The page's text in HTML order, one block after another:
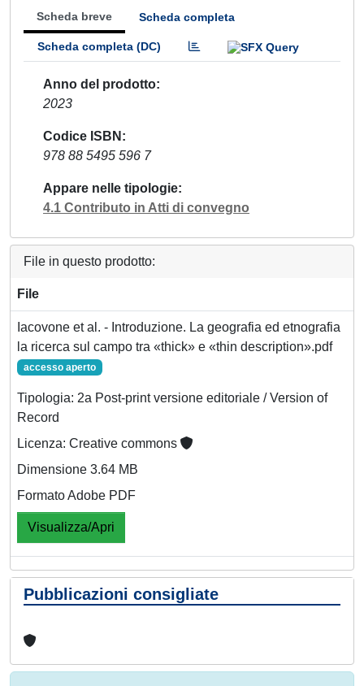
Scheda breve Scheda completa
Scheda completa (DC)
Anno del prodotto
2023
Codice ISBN
978 88 5495 596 7
Appare nelle tipologie
4.1 Contributo in Atti di convegno
File in questo prodotto:
File
Iacovone et al. - Introduzione. La geografia ed etnografia
la ricerca sul campo tra «thick» e «thin description».pdf
accesso aperto
Tipologia: 2a Post-print versione editoriale / Version of
Record
Licenza: Creative commons
Dimensione 3.64 MB
Formato Adobe PDF
Visualizza/Apri
Pubblicazioni consigliate